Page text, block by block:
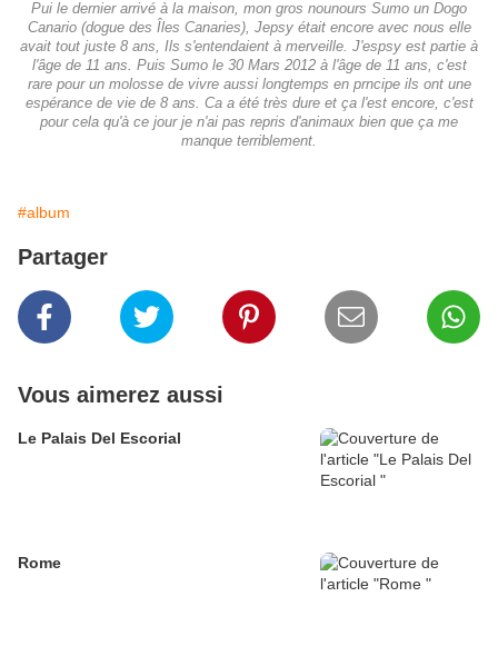
Pui le dernier arrivé à la maison, mon gros nounours Sumo un Dogo
Canario (dogue des Îles Canaries), Jepsy était encore avec nous elle
avait tout juste 8 ans, Ils s'entendaient à merveille. J'espsy est partie à
l'âge de 11 ans. Puis Sumo le 30 Mars 2012 à l'âge de 11 ans, c'est
rare pour un molosse de vivre aussi longtemps en prncipe ils ont une
espérance de vie de 8 ans. Ca a été très dure et ça l'est encore, c'est
pour cela qu'à ce jour je n'ai pas repris d'animaux bien que ça me
manque terriblement.
#album
Partager
Vous aimerez aussi
Le Palais Del Escorial
Rome